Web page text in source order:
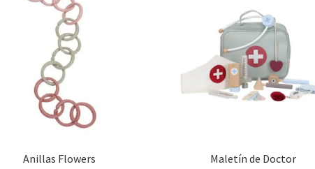
Anillas Flowers Maletín de Doctor